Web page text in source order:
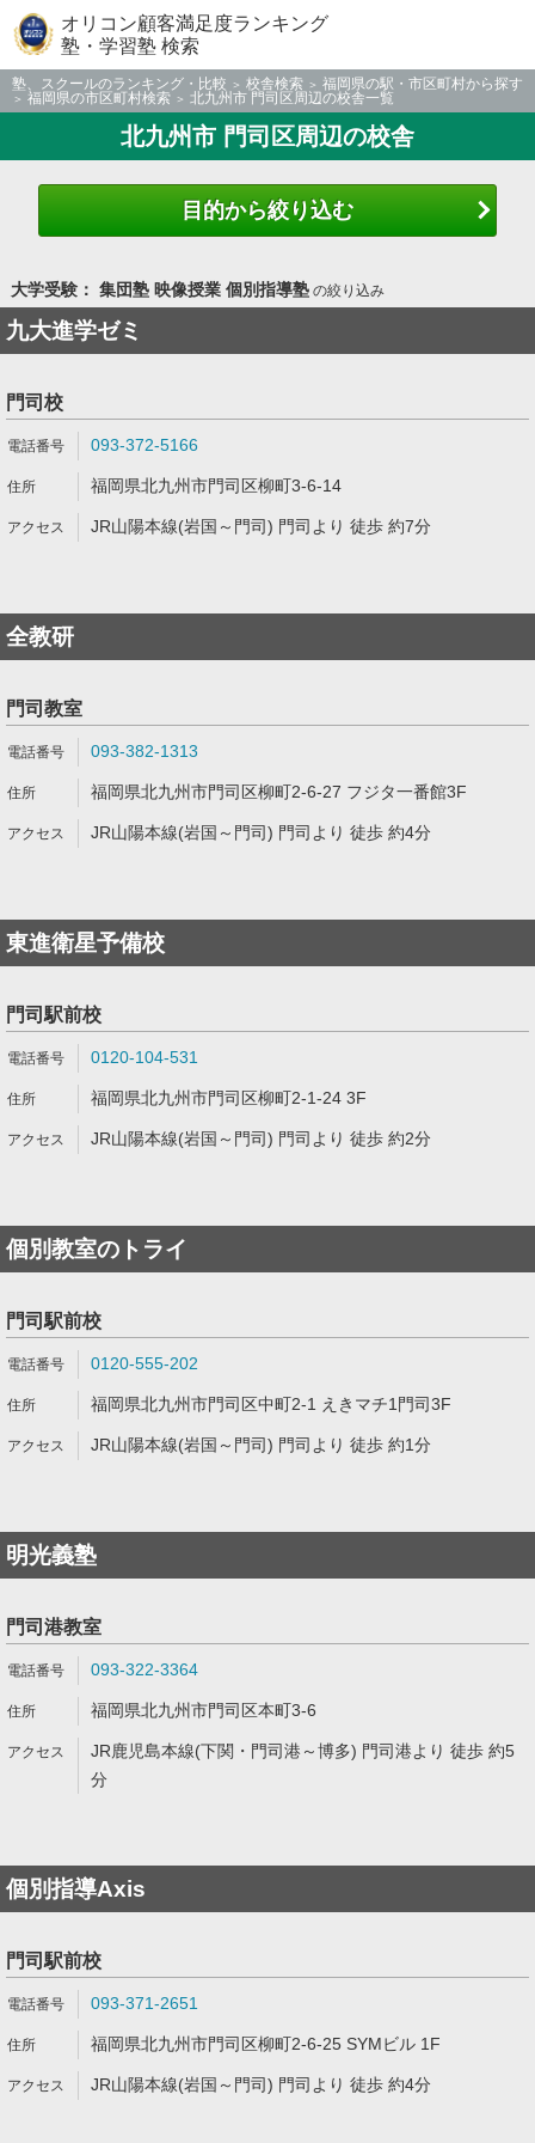
オリコン顧客満足度ランキング
塾・学習塾 検索
塾、スクールのランキング・比較 校舎検索
福岡県の駅・市区町村から探す
福岡県の市区町村検索
北九州市 門司区周辺の校舎一覧
北九州市 門司区周辺の校舎
目的から絞り込む
大学受験： 集団塾 映像授業 個別指導塾の絞り込み
九大進学ゼミ
門司校
093-372-5166
福岡県北九州市門司区柳町3-6-14
JR山陽本線(岩国～門司) 門司より 徒歩 約7分
全教研
門司教室
093-382-1313
福岡県北九州市門司区柳町2-6-27 フジタ一番館3F
JR山陽本線(岩国～門司) 門司より 徒歩 約4分
東進衛星予備校
門司駅前校
0120-104-531
福岡県北九州市門司区柳町2-1-24 3F
JR山陽本線(岩国～門司) 門司より 徒歩 約2分
個別教室のトライ
門司駅前校
0120-555-202
福岡県北九州市門司区中町2-1 えきマチ1門司3F
JR山陽本線(岩国～門司) 門司より 徒歩 約1分
明光義塾
門司港教室
093-322-3364
福岡県北九州市門司区本町3-6
JR鹿児島本線(下関・門司港～博多) 門司港より 徒歩 約5
分
個別指導Axis
門司駅前校
093-371-2651
福岡県北九州市門司区柳町2-6-25 SYMビル 1F
JR山陽本線(岩国～門司) 門司より 徒歩 約4分